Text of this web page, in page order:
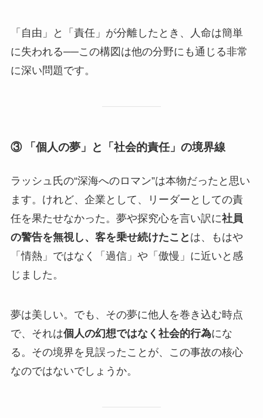
「自由」と「責任」が分離したとき、人命は簡単
に失われる──この構図は他の分野にも通じる非常
に深い問題です。
③ 「個人の夢」と「社会的責任」の境界線
ラッシュ氏の“深海へのロマン”は本物だったと思い
ます。けれど、企業として、リーダーとしての責
任を果たせなかった。夢や探究心を言い訳に社員
の警告を無視し、客を乗せ続けたこと は、もはや
「情熱」ではなく「過信」や「傲慢」に近いと感
じました。
夢は美しい。でも、その夢に他人を巻き込む時点
で、それは個人の幻想ではなく社会的行為にな
る。その境界を見誤ったことが、この事故の核心
なのではないでしょうか。